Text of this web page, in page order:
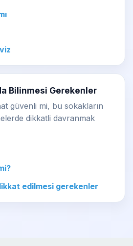
Bilinmesi Gerekenler
güvenli mi, bu sokakların
dikkatli davranmak
edilmesi gerekenler